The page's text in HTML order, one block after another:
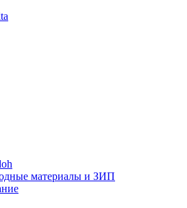
материалы и ЗИП